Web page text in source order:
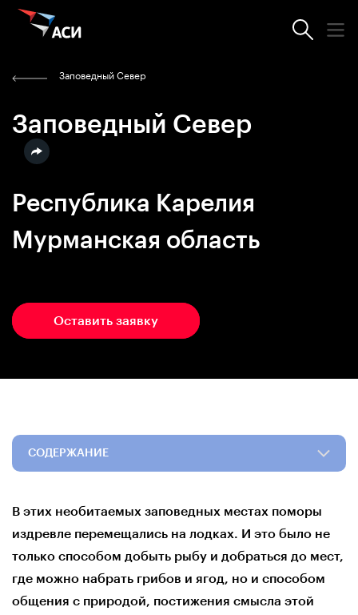
Заповедный Север
Заповедный Север
Республика Карелия
Мурманская область
Оставить заявку
СОДЕРЖАНИЕ
В этих необитаемых заповедных местах поморы
издревле перемещались на лодках. И это было не
только способом добыть рыбу и добраться до мест,
где можно набрать грибов и ягод, но и способом
общения с природой, постижения смысла этой